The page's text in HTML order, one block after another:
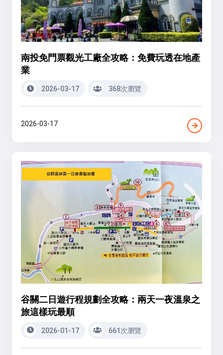
南投免門票觀光工廠全攻略：免費玩透在地產
業
2026-03-17 368次瀏覽
2026-03-17
谷關二日遊行程規劃全攻略：兩天一夜溫泉之
旅這樣玩最順
2026-01-17 661次瀏覽